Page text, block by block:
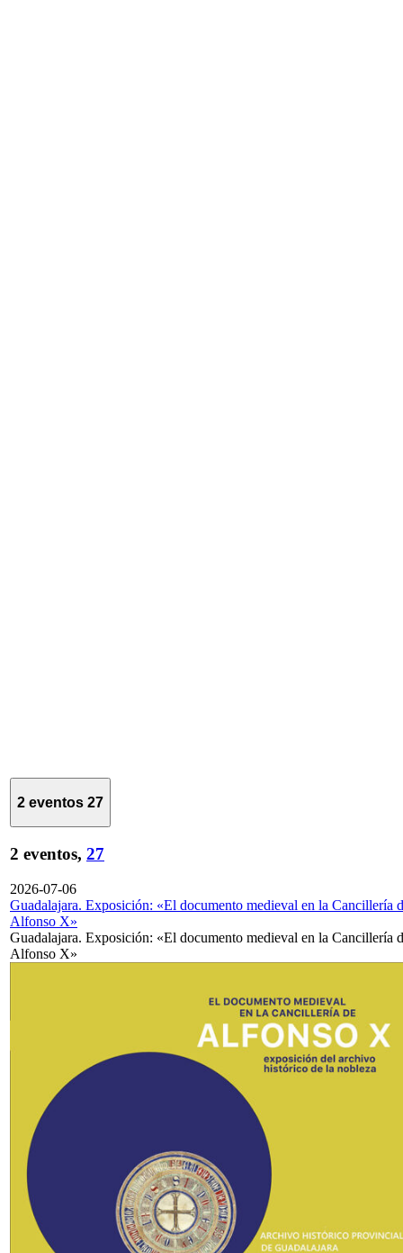
2 eventos 27
2 eventos, 27
2026-07-06
Guadalajara. Exposición: «El documento medieval en la Cancillería
Alfonso X»
Guadalajara. Exposición: «El documento medieval en la Cancillería
Alfonso X»